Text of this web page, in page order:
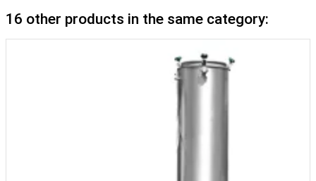
16 other products in the same category: